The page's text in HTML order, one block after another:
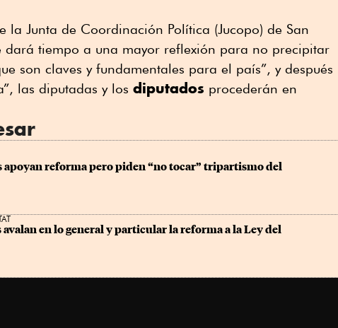
la Junta de Coordinación Política (Jucopo) de San
dará tiempo a una mayor reflexión para no precipitar
son claves y fundamentales para el país”, y después
las diputadas y los diputados procederán en
apoyan reforma pero piden “no tocar” tripartismo del
avalan en lo general y particular la reforma a la Ley del